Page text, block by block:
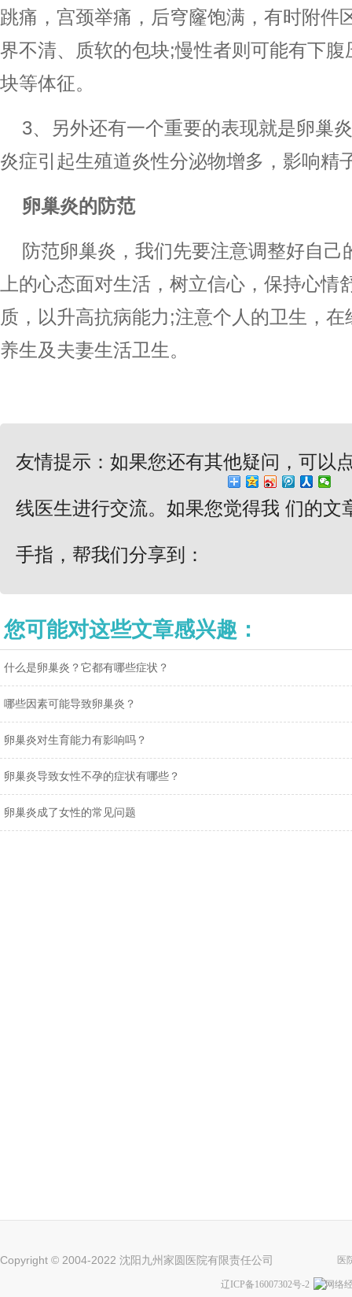
跳痛，宫颈举痛，后穹窿饱满，有时附件
界不清、质软的包块;慢性者则可能有下
块等体征。
3、另外还有一个重要的表现就是卵巢
炎症引起生殖道炎性分泌物增多，影响精
卵巢炎的防范
防范卵巢炎，我们先要注意调整好自己
上的心态面对生活，树立信心，保持心情
质，以升高抗病能力;注意个人的卫生，
养生及夫妻生活卫生。
友情提示：如果您还有其他疑问，可以
线医生进行交流。如果您觉得我 们的文
手指，帮我们分享到：
您可能对这些文章感兴趣：
什么是卵巢炎？它都有哪些症状？
哪些因素可能导致卵巢炎？
卵巢炎对生育能力有影响吗？
卵巢炎导致女性不孕的症状有哪些？
卵巢炎成了女性的常见问题
Copyright © 2004-2022 沈阳九州家圆医院有限责任公司 医
辽ICP备16007302号-2